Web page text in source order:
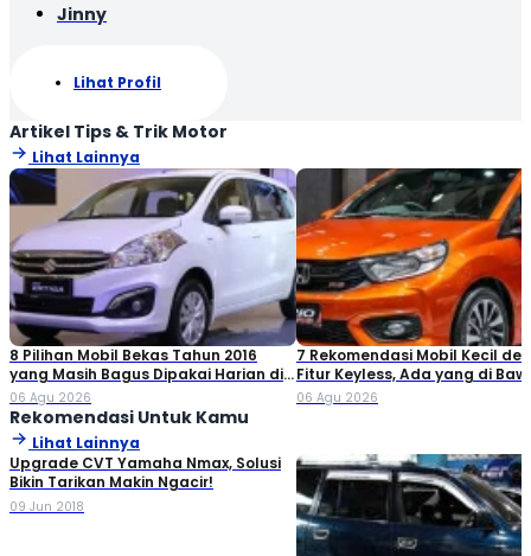
Jinny
Lihat Profil
Artikel Tips & Trik Motor
Lihat Lainnya
8 Pilihan Mobil Bekas Tahun 2016
yang Masih Bagus Dipakai Harian di
2026
06 Agu 2026
7 Rekomendasi Mobil Kecil
Fitur Keyless, Ada yang di
Rp80 Juta!
06 Agu 2026
Rekomendasi Untuk Kamu
Lihat Lainnya
Upgrade CVT Yamaha Nmax, Solusi
Bikin Tarikan Makin Ngacir!
09 Jun 2018